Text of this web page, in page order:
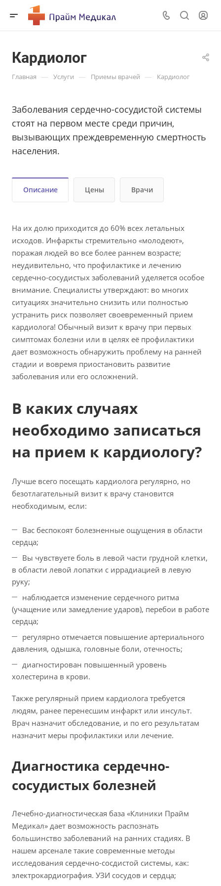
Кардиолог
Главная — Услуги — Приемы врачей — Кардиолог
Заболевания сердечно-сосудистой системы
стоят на первом месте среди причин,
вызывающих преждевременную смертность
населения.
Описание Цены Врачи
На их долю приходится до 60% всех летальных
исходов. Инфаркты стремительно «молодеют»,
поражая людей во все более раннем возрасте;
неудивительно, что профилактике и лечению
сердечно-сосудистых заболеваний уделяется особое
внимание. Специалисты утверждают: во многих
ситуациях значительно снизить или полностью
устранить риск позволяет своевременный прием
кардиолога! Обычный визит к врачу при первых
симптомах болезни или в целях её профилактики
дает возможность обнаружить проблему на ранней
стадии и вовремя приостановить развитие
заболевания или его осложнений.
В каких случаях
необходимо записаться
на прием к кардиологу?
Лучше всего посещать кардиолога регулярно, но
безотлагательный визит к врачу становится
необходимым, если:
Вас беспокоят болезненные ощущения в области
сердца;
Вы чувствуете боль в левой части грудной клетки,
в области левой лопатки с иррадиацией в левую
руку;
наблюдается изменение сердечного ритма
(учащение или замедление ударов), перебои в работе
сердца;
регулярно отмечается повышение артериального
давления, одышка, головные боли, отечность;
диагностирован повышенный уровень
холестерина в крови.
Также регулярный прием кардиолога требуется
людям, ранее перенесшим инфаркт или инсульт.
Врач назначит обследование, и по его результатам
назначит меры профилактики или лечение.
Диагностика сердечно-
сосудистых болезней
Лечебно-диагностическая база «Клиники Прайм
Медикал» дает возможность распознать
большинство заболеваний на ранних стадиях. В
нашем арсенале такие современные методы
исследования сердечно-сосдистой системы, как:
электрокардиография. УЗИ сосудов и сердца;